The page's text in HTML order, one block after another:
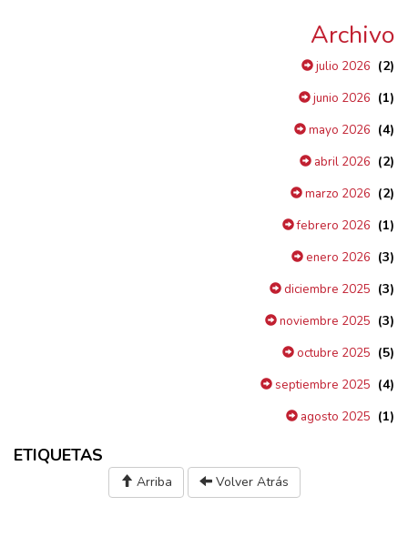
Archivo
julio 2026 (2)
junio 2026 (1)
mayo 2026 (4)
abril 2026 (2)
marzo 2026 (2)
febrero 2026 (1)
enero 2026 (3)
diciembre 2025 (3)
noviembre 2025 (3)
octubre 2025 (5)
septiembre 2025 (4)
agosto 2025 (1)
ETIQUETAS
Arriba Volver Atrás